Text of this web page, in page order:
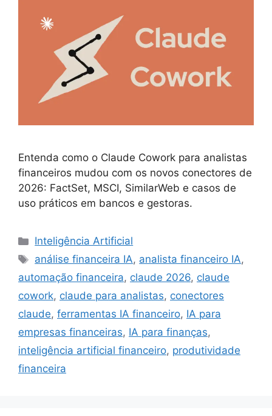
Entenda como o Claude Cowork para analistas
financeiros mudou com os novos conectores de
2026: FactSet, MSCI, SimilarWeb e casos de
uso práticos em bancos e gestoras.
Categorias
Inteligência Artificial
Tags
análise financeira IA, analista financeiro IA,
automação financeira, claude 2026, claude
cowork, claude para analistas, conectores
claude, ferramentas IA financeiro, IA para
empresas financeiras, IA para finanças,
inteligência artificial financeiro, produtividade
financeira